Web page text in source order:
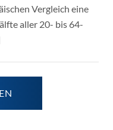
Vergleich eine
aller 20- bis 64-